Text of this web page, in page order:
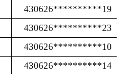
430626**********19
430626**********23
430626**********10
430626**********14